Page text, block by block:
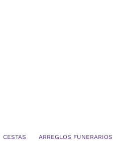
CESTAS ARREGLOS FUNERARIOS